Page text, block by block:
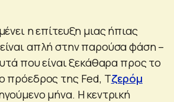
η επίτευξη μιας ήπιας
απλή στην παρούσα φάση –
που είναι ξεκάθαρα προς το
πρόεδρος της Fed, Τζερόμ
μήνα. Η κεντρική